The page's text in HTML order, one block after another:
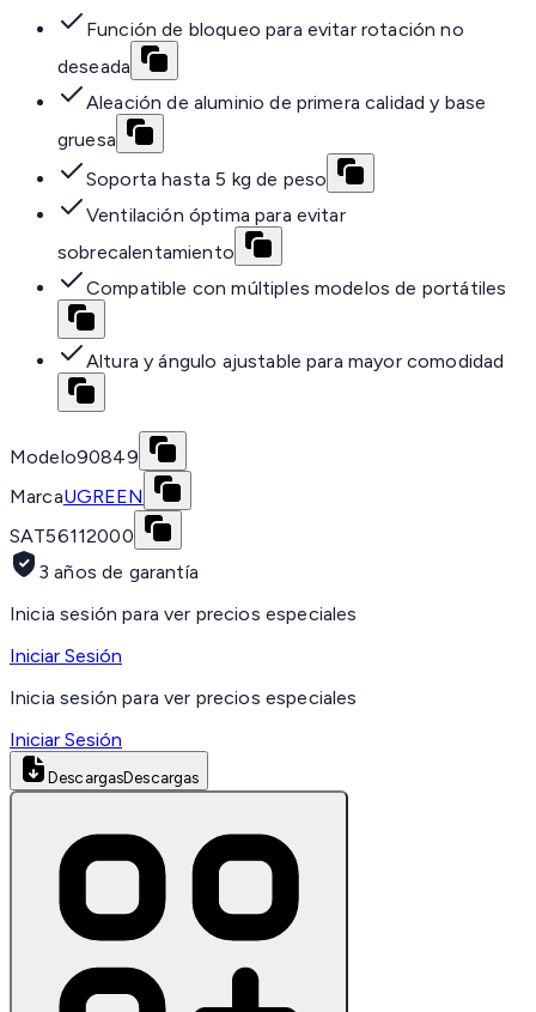
Función de bloqueo para evitar rotación no
deseada
Aleación de aluminio de primera calidad y base
gruesa
Soporta hasta 5 kg de peso
Ventilación óptima para evitar
sobrecalentamiento
Compatible con múltiples modelos de portátiles
Altura y ángulo ajustable para mayor comodidad
Modelo90849
MarcaUGREEN
SAT56112000
3 años de garantía
Inicia sesión para ver precios especiales
Iniciar Sesión
Inicia sesión para ver precios especiales
Iniciar Sesión
DescargasDescargas